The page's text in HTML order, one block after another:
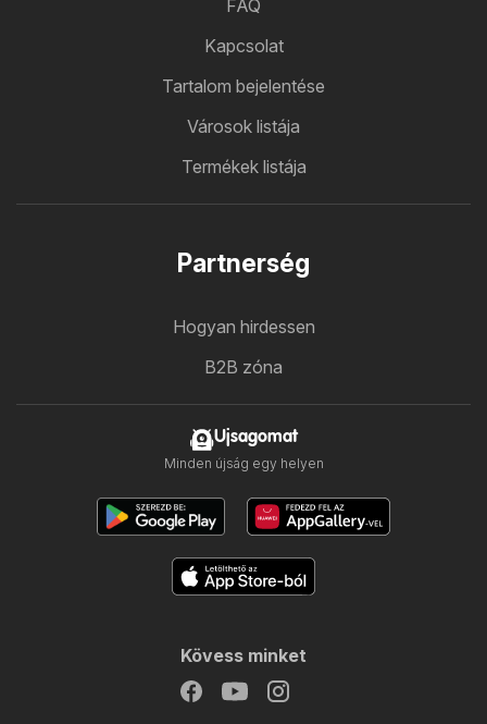
FAQ
Kapcsolat
Tartalom bejelentése
Városok listája
Termékek listája
Partnerség
Hogyan hirdessen
B2B zóna
Ujsagomat
Minden újság egy helyen
Kövess minket